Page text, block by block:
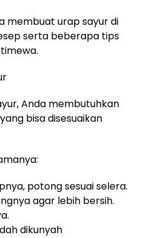
membuat urap sayur di
serta beberapa tips
Anda membutuhkan
bisa disesuaikan
potong sesuai selera.
agar lebih bersih.
dikunyah